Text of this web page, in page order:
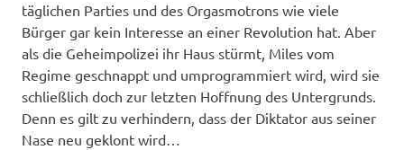
täglichen Parties und des Orgasmotrons wie viele
Bürger gar kein Interesse an einer Revolution hat. Aber
als die Geheimpolizei ihr Haus stürmt, Miles vom
Regime geschnappt und umprogrammiert wird, wird sie
schließlich doch zur letzten Hoffnung des Untergrunds.
Denn es gilt zu verhindern, dass der Diktator aus seiner
Nase neu geklont wird…